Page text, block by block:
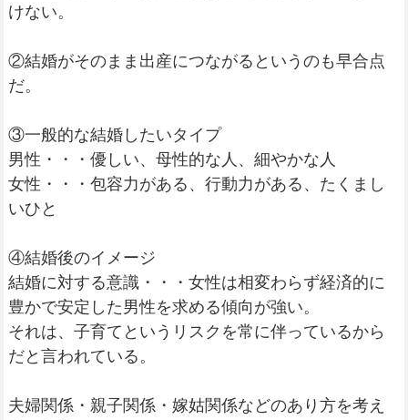
けない。
②結婚がそのまま出産につながるというのも早合点
だ。
③一般的な結婚したいタイプ
男性・・・優しい、母性的な人、細やかな人
女性・・・包容力がある、行動力がある、たくまし
いひと
④結婚後のイメージ
結婚に対する意識・・・女性は相変わらず経済的に
豊かで安定した男性を求める傾向が強い。
それは、子育てというリスクを常に伴っているから
だと言われている。
夫婦関係・親子関係・嫁姑関係などのあり方を考え